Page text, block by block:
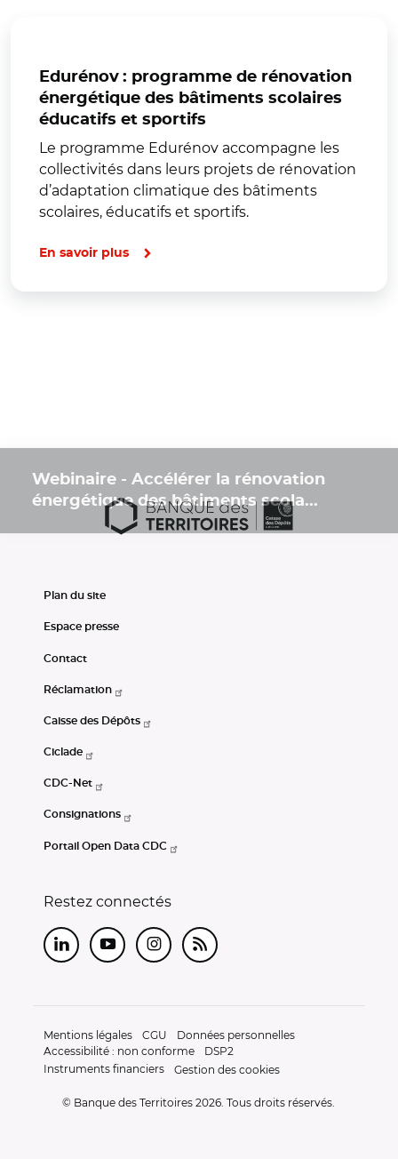
Edurénov : programme de rénovation
énergétique des bâtiments scolaires
éducatifs et sportifs
Le programme Edurénov accompagne les
collectivités dans leurs projets de rénovation
d’adaptation climatique des bâtiments
scolaires, éducatifs et sportifs.
En savoir plus
Webinaire - Accélérer la rénovation
énergétique des bâtiments scola...
Plan du site
Espace presse
Contact
Réclamation
Caisse des Dépôts
Ciclade
CDC-Net
Consignations
Portail Open Data CDC
Restez connectés
LinkedInYoutubeInstagram
RSS
Mentions légales CGU
Données personnelles
Accessibilité : non conforme
DSP2
Instruments financiers
Gestion des cookies
© Banque des Territoires 2026. Tous droits réservés.